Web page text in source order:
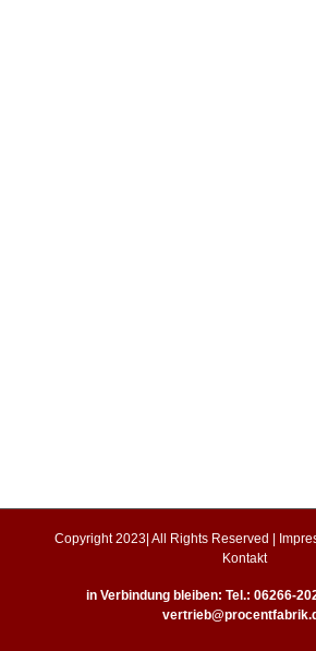
Copyright 2023| All Rights Reserved |
Kontakt
in Verbindung bleiben: Tel.: 06266-